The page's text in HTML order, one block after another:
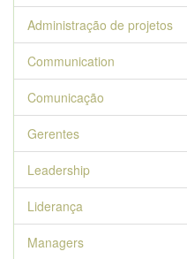
Administração de projetos
Communication
Comunicação
Gerentes
Leadership
Liderança
Managers